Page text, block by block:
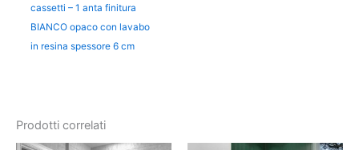
cassetti – 1 anta finitura
BIANCO opaco con lavabo
in resina spessore 6 cm
Prodotti correlati